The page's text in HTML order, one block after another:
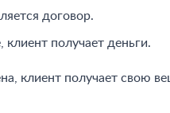
договор.
получает деньги.
клиент получает свою